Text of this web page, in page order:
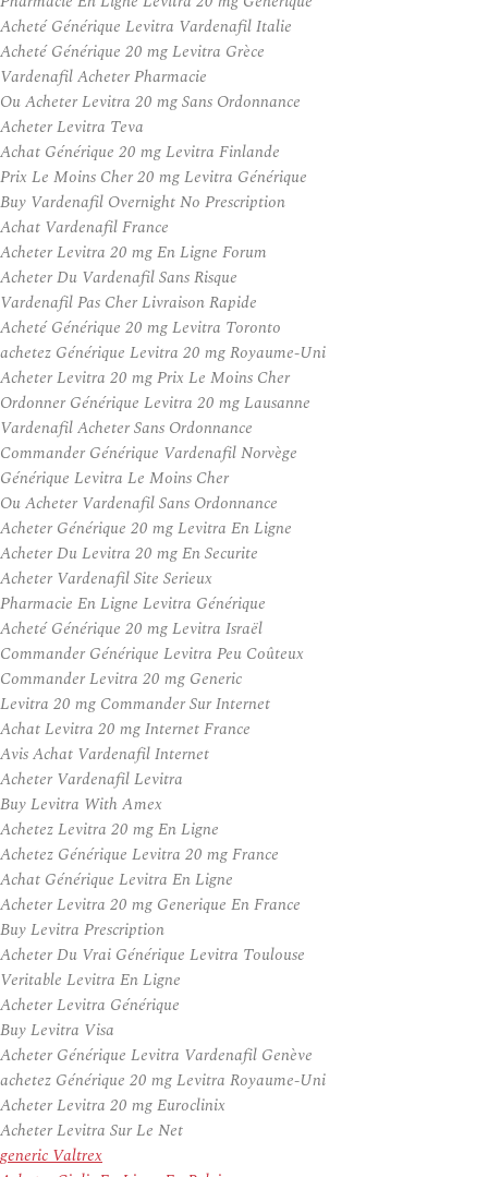
Acheté Générique Levitra Vardenafil Italie
Acheté Générique 20 mg Levitra Grèce
Vardenafil Acheter Pharmacie
Ou Acheter Levitra 20 mg Sans Ordonnance
Acheter Levitra Teva
Achat Générique 20 mg Levitra Finlande
Prix Le Moins Cher 20 mg Levitra Générique
Buy Vardenafil Overnight No Prescription
Achat Vardenafil France
Acheter Levitra 20 mg En Ligne Forum
Acheter Du Vardenafil Sans Risque
Vardenafil Pas Cher Livraison Rapide
Acheté Générique 20 mg Levitra Toronto
achetez Générique Levitra 20 mg Royaume-Uni
Acheter Levitra 20 mg Prix Le Moins Cher
Ordonner Générique Levitra 20 mg Lausanne
Vardenafil Acheter Sans Ordonnance
Commander Générique Vardenafil Norvège
Générique Levitra Le Moins Cher
Ou Acheter Vardenafil Sans Ordonnance
Acheter Générique 20 mg Levitra En Ligne
Acheter Du Levitra 20 mg En Securite
Acheter Vardenafil Site Serieux
Pharmacie En Ligne Levitra Générique
Acheté Générique 20 mg Levitra Israël
Commander Générique Levitra Peu Coûteux
Commander Levitra 20 mg Generic
Levitra 20 mg Commander Sur Internet
Achat Levitra 20 mg Internet France
Avis Achat Vardenafil Internet
Acheter Vardenafil Levitra
Buy Levitra With Amex
Achetez Levitra 20 mg En Ligne
Achetez Générique Levitra 20 mg France
Achat Générique Levitra En Ligne
Acheter Levitra 20 mg Generique En France
Buy Levitra Prescription
Acheter Du Vrai Générique Levitra Toulouse
Veritable Levitra En Ligne
Acheter Levitra Générique
Buy Levitra Visa
Acheter Générique Levitra Vardenafil Genève
achetez Générique 20 mg Levitra Royaume-Uni
Acheter Levitra 20 mg Euroclinix
Acheter Levitra Sur Le Net
generic Valtrex